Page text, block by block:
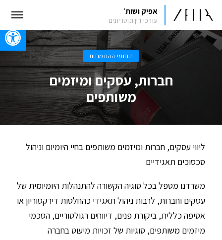
אפיק ושות׳
עורכי דין ונוטריונים
תחומי ההתמחות
חברות, עסקים ומיזמים
משותפים
ליווי עסקים, חברות ומיזמים משותפים בחיי היומיום וניהול
סכסוכים תאגידיים
משרדנו מטפל בכל סוגיה הקשורה להתנהלות היומיומית של
עסקים וחברות, לרבות ניהול תאגידי כהחלטות דירקטוריון או
אסיפה כללית, ביקורת פנים, דיווחים רגולטוריים, הסכמי
מיזמים משותפים, סוגיות של זכויות מיעוט בחברה